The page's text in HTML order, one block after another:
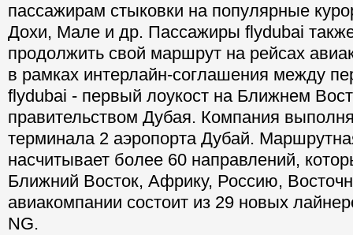
пассажирам стыковки на популярные
Дохи, Мале и др. Пассажиры flydubai
продолжить свой маршрут на рейсах
в рамках интерлайн-соглашения между
flydubai - первый лоукост на Ближнем
правительством Дубая. Компания
терминала 2 аэропорта Дубай.
насчитывает более 60 направлений,
Ближний Восток, Африку, Россию,
авиакомпании состоит из 29 новых
NG.